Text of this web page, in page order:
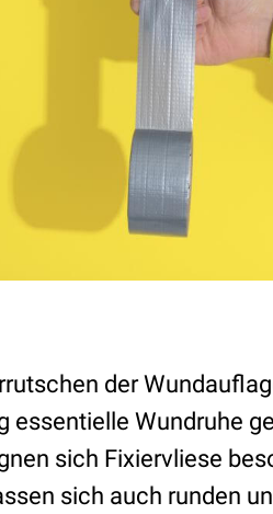
der
essentielle Wundruhe
sich Fixiervliese
sich auch runden